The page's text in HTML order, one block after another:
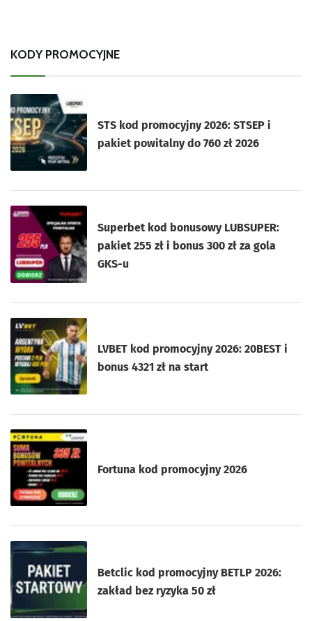
KODY PROMOCYJNE
STS kod promocyjny 2026: STSEP i
pakiet powitalny do 760 zł 2026
Superbet kod bonusowy LUBSUPER:
pakiet 255 zł i bonus 300 zł za gola
GKS-u
LVBET kod promocyjny 2026: 20BEST i
bonus 4321 zł na start
Fortuna kod promocyjny 2026
Betclic kod promocyjny BETLP 2026:
zakład bez ryzyka 50 zł